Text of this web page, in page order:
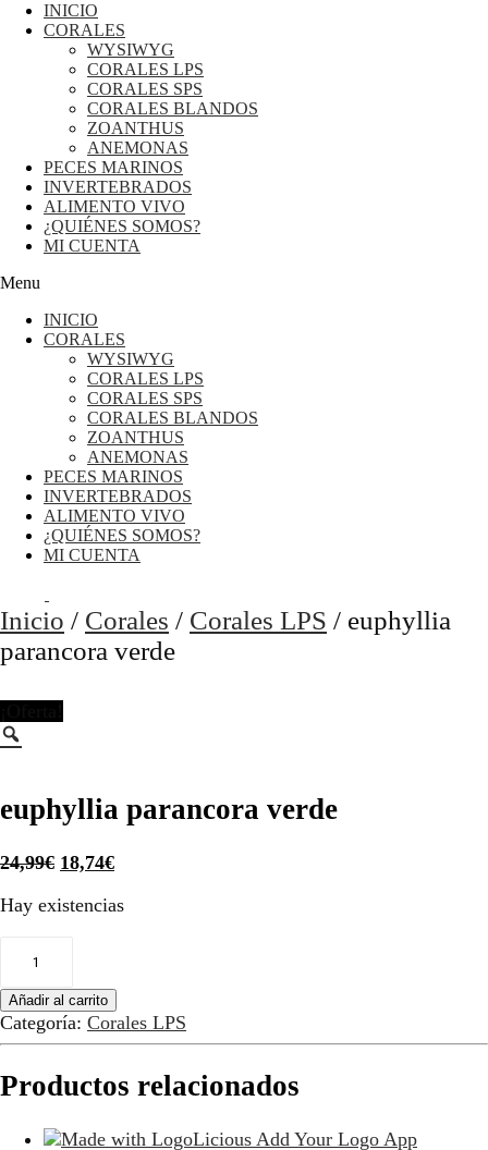
INICIO
CORALES
WYSIWYG
CORALES LPS
CORALES SPS
CORALES BLANDOS
ZOANTHUS
ANEMONAS
PECES MARINOS
INVERTEBRADOS
ALIMENTO VIVO
¿QUIÉNES SOMOS?
MI CUENTA
Menu
INICIO
CORALES
WYSIWYG
CORALES LPS
CORALES SPS
CORALES BLANDOS
ZOANTHUS
ANEMONAS
PECES MARINOS
INVERTEBRADOS
ALIMENTO VIVO
¿QUIÉNES SOMOS?
MI CUENTA
Inicio / Corales / Corales LPS / euphyllia
parancora verde
euphyllia parancora verde
24,99€ El
original
18,74€El
actual
Hay existencias
parancora
verde
cantidad
Añadir al carrito
Categoría: Corales LPS
Productos relacionados